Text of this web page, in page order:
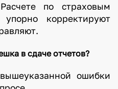
по страховым
корректируют
в сдаче отчетов?
ошибки